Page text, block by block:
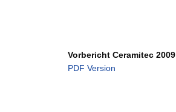
Vorbericht Ceramitec 2009
PDF Version